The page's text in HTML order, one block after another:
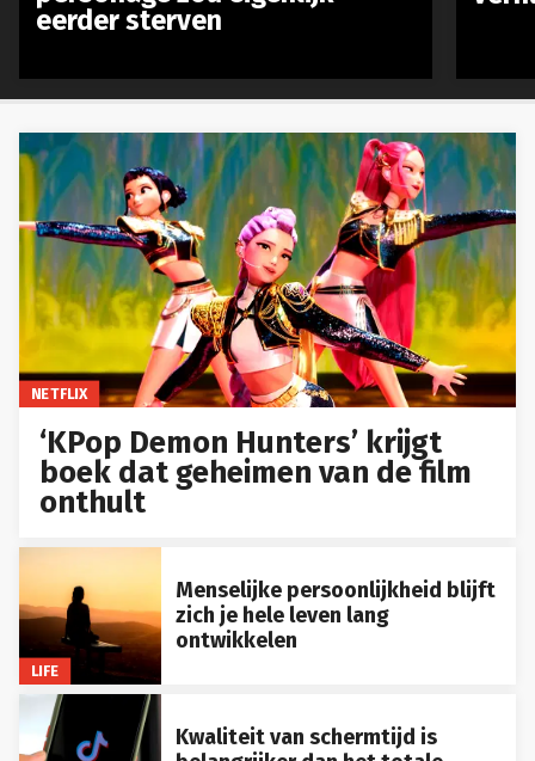
NETFLIX
‘KPop Demon Hunters’ krijgt
boek dat geheimen van de film
onthult
LIFE
Menselijke persoonlijkheid blijft
zich je hele leven lang
ontwikkelen
Kwaliteit van schermtijd is
eerder sterven